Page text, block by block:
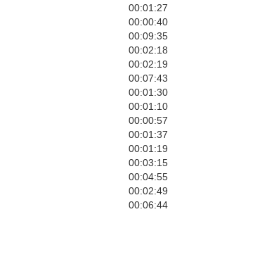
00:01:27
00:00:40
00:09:35
00:02:18
00:02:19
00:07:43
00:01:30
00:01:10
00:00:57
00:01:37
00:01:19
00:03:15
00:04:55
00:02:49
00:06:44